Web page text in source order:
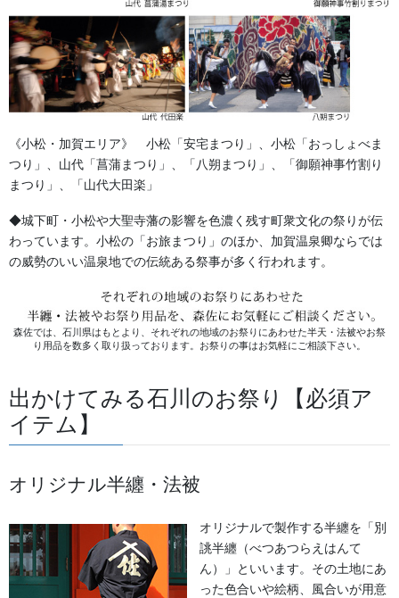
お支払、納品はヤマト宅急便の代金引換システム
のご利用をおねがいします。
クレジットカードはご利用いただけません。
または、納品前にご請求書をおとどけして
ご入金確認後の発送をさせていただきます。
納品予定日の3～７日前までにご入金を
お願いいたしております。領収書の
ご必要の方はお申しつけください。
尚、金額が多くなる場合には
一部前金をお願いする場合がございます。ご了承ください。
《小松・加賀エリア》 小松「安宅まつり」、小松「おっしょべま
つり」、山代「菖蒲まつり」、「八朔まつり」、「御願神事竹割り
まつり」、「山代大田楽」
◆城下町・小松や大聖寺藩の影響を色濃く残す町衆文化の祭りが伝
わっています。小松の「お旅まつり」のほか、加賀温泉卿ならでは
の威勢のいい温泉地での伝統ある祭事が多く行われます。
森佐では、石川県はもとより、それぞれの地域のお祭りにあわせた半天・法被やお祭
り用品を数多く取り扱っております。お祭りの事はお気軽にご相談下さい。
出かけてみる石川のお祭り【必須ア
イテム】
オリジナル半纏・法被
オリジナルで製作する半纏を「別
誂半纏（べつあつらえはんて
ん）」といいます。その土地にあ
った色合いや絵柄、風合いが用意